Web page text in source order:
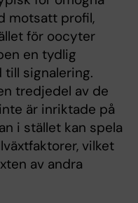
motsatt profil,
för oocyter
en tydlig
signalering.
tredjedel av de
är inriktade på
i stället kan spela
vilket
av andra